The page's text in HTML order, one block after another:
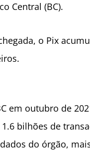
Central (BC).
o Pix
em outubro de
bilhões de
do órgão,